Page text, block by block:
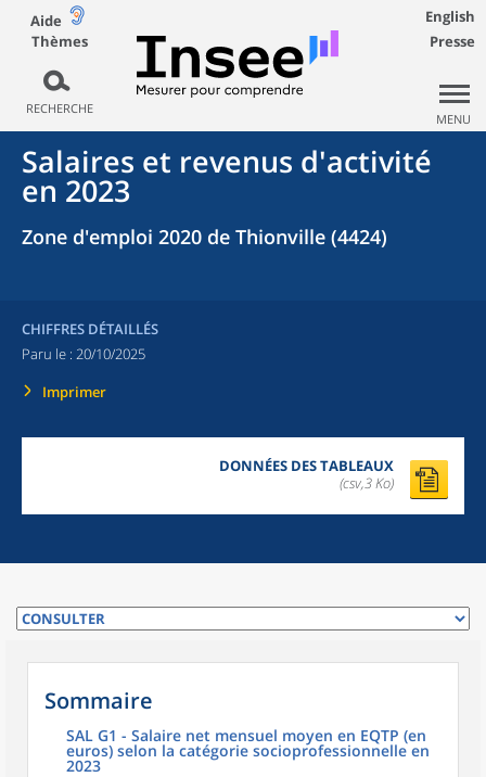
Aide
Thèmes
RECHERCHE
English
Presse
MENU
Salaires et revenus d'activité
en 2023
Zone d'emploi 2020 de Thionville (4424)
CHIFFRES DÉTAILLÉS
Paru le : 20/10/2025
Imprimer
DONNÉES DES TABLEAUX
(csv,3 Ko)
Sommaire
SAL G1 - Salaire net mensuel moyen en EQTP (en
euros) selon la catégorie socioprofessionnelle en
2023